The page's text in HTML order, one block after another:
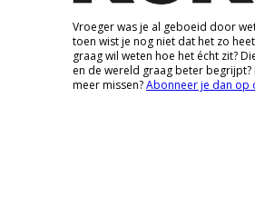
Vroeger was je al geboeid door
toen wist je nog niet dat het zo
graag wil weten hoe het écht zit?
en de wereld graag beter begrijpt?
meer missen?Abonneer je dan op